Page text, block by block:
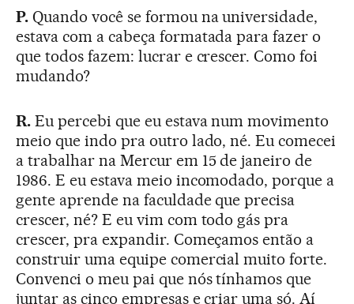
P.Quando você se formou na universidade,
estava com a cabeça formatada para fazer o
que todos fazem: lucrar e crescer. Como foi
mudando?
R.Eu percebi que eu estava num movimento
meio que indo pra outro lado, né. Eu comecei
a trabalhar na Mercur em 15 de janeiro de
1986. E eu estava meio incomodado, porque a
gente aprende na faculdade que precisa
crescer, né? E eu vim com todo gás pra
crescer, pra expandir. Começamos então a
construir uma equipe comercial muito forte.
Convenci o meu pai que nós tínhamos que
juntar as cinco empresas e criar uma só. Aí